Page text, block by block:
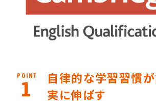
POINT
1
自律的な学習習慣
実に伸ばす